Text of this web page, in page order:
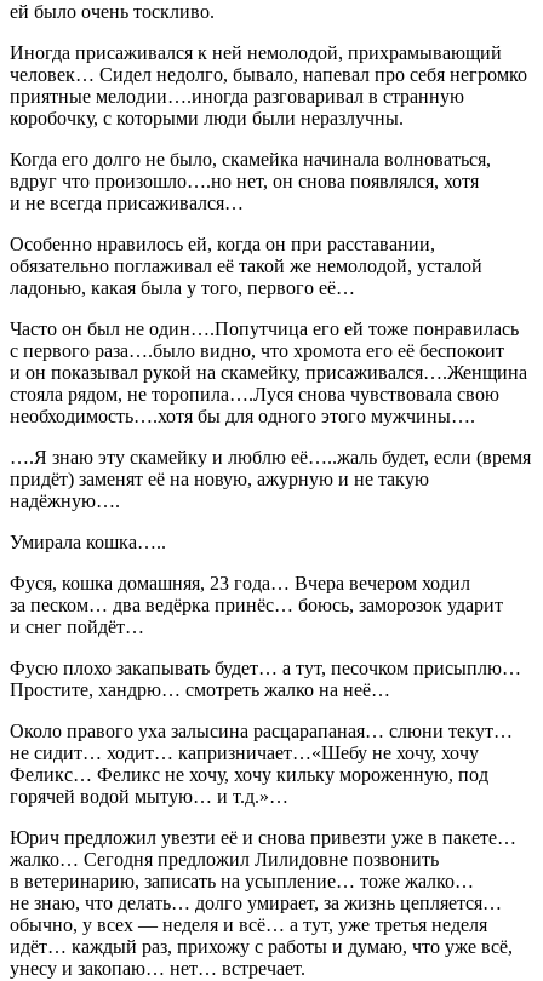
ей было очень тоскливо.
Иногда присаживался к ней немолодой, прихрамывающий
человек… Сидел недолго, бывало, напевал про себя негромко
приятные мелодии….иногда разговаривал в странную
коробочку, с которыми люди были неразлучны.
Когда его долго не было, скамейка начинала волноваться,
вдруг что произошло….но нет, он снова появлялся, хотя
и не всегда присаживался…
Особенно нравилось ей, когда он при расставании,
обязательно поглаживал её такой же немолодой, усталой
ладонью, какая была у того, первого её…
Часто он был не один….Попутчица его ей тоже понравилась
с первого раза….было видно, что хромота его её беспокоит
и он показывал рукой на скамейку, присаживался….Женщина
стояла рядом, не торопила….Луся снова чувствовала свою
необходимость….хотя бы для одного этого мужчины….
….Я знаю эту скамейку и люблю её…..жаль будет, если (время
придёт) заменят её на новую, ажурную и не такую
надёжную….
Умирала кошка…..
Фуся, кошка домашняя, 23 года… Вчера вечером ходил
за песком… два ведёрка принёс… боюсь, заморозок ударит
и снег пойдёт…
Фусю плохо закапывать будет… а тут, песочком присыплю…
Простите, хандрю… смотреть жалко на неё…
Около правого уха залысина расцарапаная… слюни текут…
не сидит… ходит… капризничает…«Шебу не хочу, хочу
Феликс… Феликс не хочу, хочу кильку мороженную, под
горячей водой мытую… и т.д.»…
Юрич предложил увезти её и снова привезти уже в пакете…
жалко… Сегодня предложил Лилидовне позвонить
в ветеринарию, записать на усыпление… тоже жалко…
не знаю, что делать… долго умирает, за жизнь цепляется…
обычно, у всех — неделя и всё… а тут, уже третья неделя
идёт… каждый раз, прихожу с работы и думаю, что уже всё,
унесу и закопаю… нет… встречает.